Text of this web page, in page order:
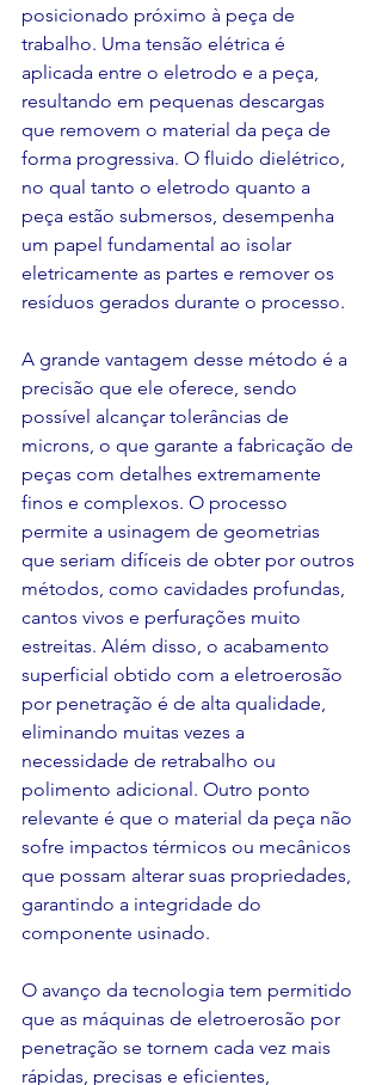
posicionado próximo à peça de
trabalho. Uma tensão elétrica é
aplicada entre o eletrodo e a peça,
resultando em pequenas descargas
que removem o material da peça de
forma progressiva. O fluido dielétrico,
no qual tanto o eletrodo quanto a
peça estão submersos, desempenha
um papel fundamental ao isolar
eletricamente as partes e remover os
resíduos gerados durante o processo.
A grande vantagem desse método é a
precisão que ele oferece, sendo
possível alcançar tolerâncias de
microns, o que garante a fabricação de
peças com detalhes extremamente
finos e complexos. O processo
permite a usinagem de geometrias
que seriam difíceis de obter por outros
métodos, como cavidades profundas,
cantos vivos e perfurações muito
estreitas. Além disso, o acabamento
superficial obtido com a eletroerosão
por penetração é de alta qualidade,
eliminando muitas vezes a
necessidade de retrabalho ou
polimento adicional. Outro ponto
relevante é que o material da peça não
sofre impactos térmicos ou mecânicos
que possam alterar suas propriedades,
garantindo a integridade do
componente usinado.
O avanço da tecnologia tem permitido
que as máquinas de eletroerosão por
penetração se tornem cada vez mais
rápidas, precisas e eficientes,